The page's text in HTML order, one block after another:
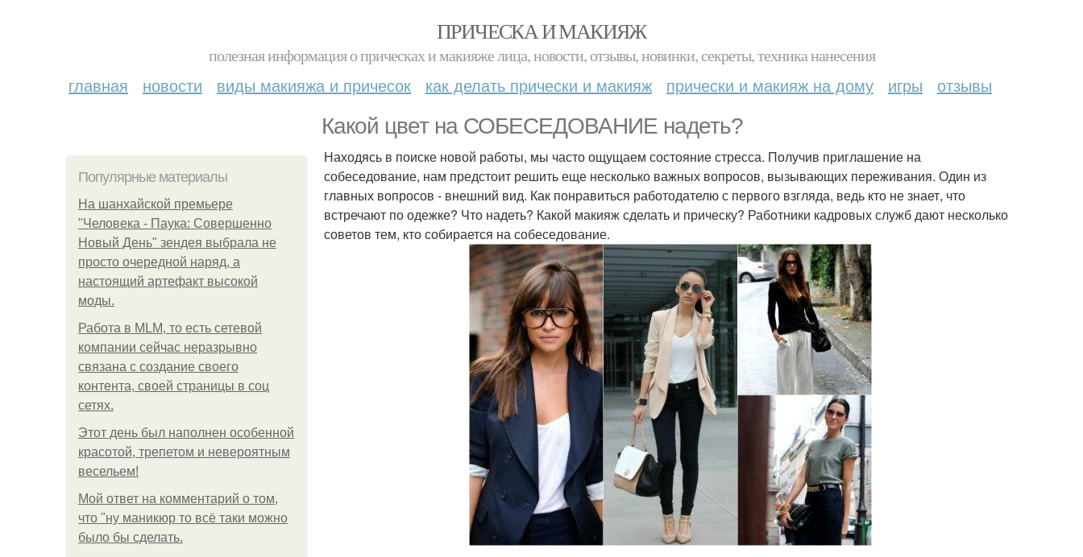
ПРИЧЕСКА И МАКИЯЖ
полезная информация о прическах и макияже лица, новости, отзывы, новинки, секреты, техника нанесения
главная новости виды макияжа и причесок как делать прически и макияж прически и макияж на дому игры отзывы
Какой цвет на СОБЕСЕДОВАНИЕ надеть?
Популярные материалы
На шанхайской премьере
"Человека - Паука: Совершенно
Новый День" зендея выбрала не
просто очередной наряд, а
настоящий артефакт высокой
моды.
Работа в MLM, то есть сетевой
компании сейчас неразрывно
связана с создание своего
контента, своей страницы в соц
сетях.
Этот день был наполнен особенной
красотой, трепетом и невероятным
весельем!
Мой ответ на комментарий о том,
что "ну маникюр то всё таки можно
было бы сделать.
Находясь в поиске новой работы, мы часто ощущаем состояние стресса. Получив приглашение на
собеседование, нам предстоит решить еще несколько важных вопросов, вызывающих переживания. Один из
главных вопросов - внешний вид. Как понравиться работодателю с первого взгляда, ведь кто не знает, что
встречают по одежке? Что надеть? Какой макияж сделать и прическу? Работники кадровых служб дают несколько
советов тем, кто собирается на собеседование.